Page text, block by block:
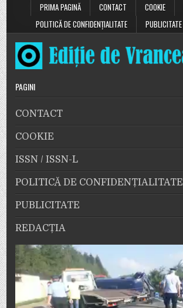
PRIMA PAGINĂ
CONTACT COOKIE
POLITICĂ DE CONFIDENȚIALITATE
PUBLICITATE
PAGINI
CONTACT
COOKIE
ISSN / ISSN-L
POLITICĂ DE CONFIDENȚIALITATE
PUBLICITATE
REDACȚIA